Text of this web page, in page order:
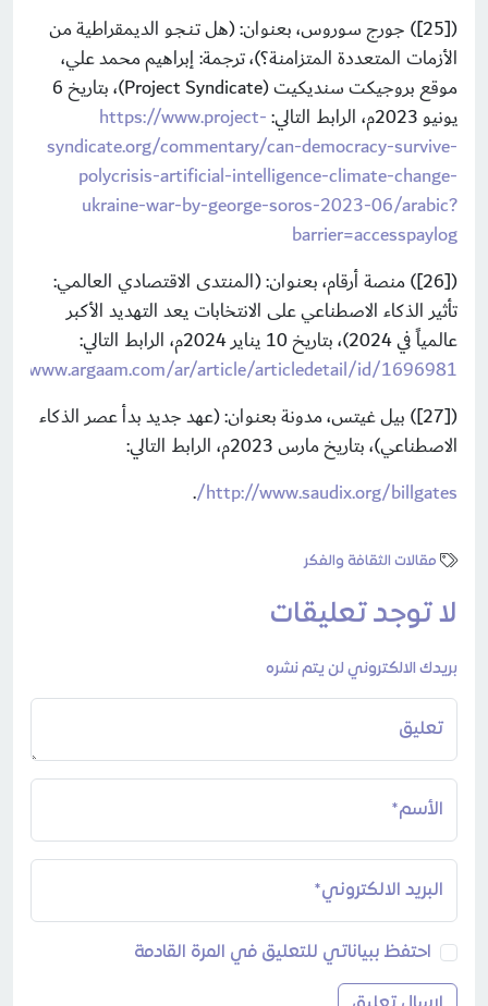
([25]) جورج سوروس، بعنوان: (هل تـنـجـو الديمقراطية من
الأزمات المتعددة المتزامنة؟)، ترجمة: إبراهيم محمد علي،
موقع بروجيكت سنديكيت (Project Syndicate)، بتاريخ 6
يونيو 2023م، الرابط التالي:
https://www.project-
syndicate.org/commentary/can-democracy-survive-
polycrisis-artificial-intelligence-climate-change-
ukraine-war-by-george-soros-2023-06/arabic?
barrier=accesspaylog
([26]) منصة أرقام، بعنوان: (المنتدى الاقتصادي العالمي:
تأثير الذكاء الاصطناعي على الانتخابات يعد التهديد الأكبر
عالمياً في 2024)، بتاريخ 10 يناير 2024م، الرابط التالي:
www.argaam.com/ar/article/articledetail/id/1696981
([27]) بيل غيتس، مدونة بعنوان: (عهد جديد بدأ عصر الذكاء
الاصطناعي)، بتاريخ مارس 2023م، الرابط التالي:
http://www.saudix.org/billgates/
.
مقالات الثقافة والفكر
لا توجد تعليقات
بريدك الالكتروني لن يتم نشره
تعليق
الأسم*
البريد الالكتروني*
احتفظ ببياناتي للتعليق في المرة القادمة